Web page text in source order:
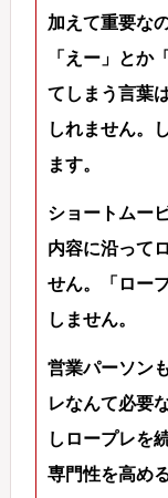
加えて重要な
「えー」とか
てしまう言葉
しれません。
ます。
ショートムー
内容に沿って
せん。「ロー
しません。
営業パーソン
レなんて必要
しロープレを
専門性を高め